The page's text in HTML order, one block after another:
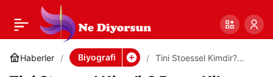
Haberler Biyografi
Tini Stoessel Kimdir?
Tini Stoessel Kimdir?
Boyu, Kilosu, Göz
Paylaş